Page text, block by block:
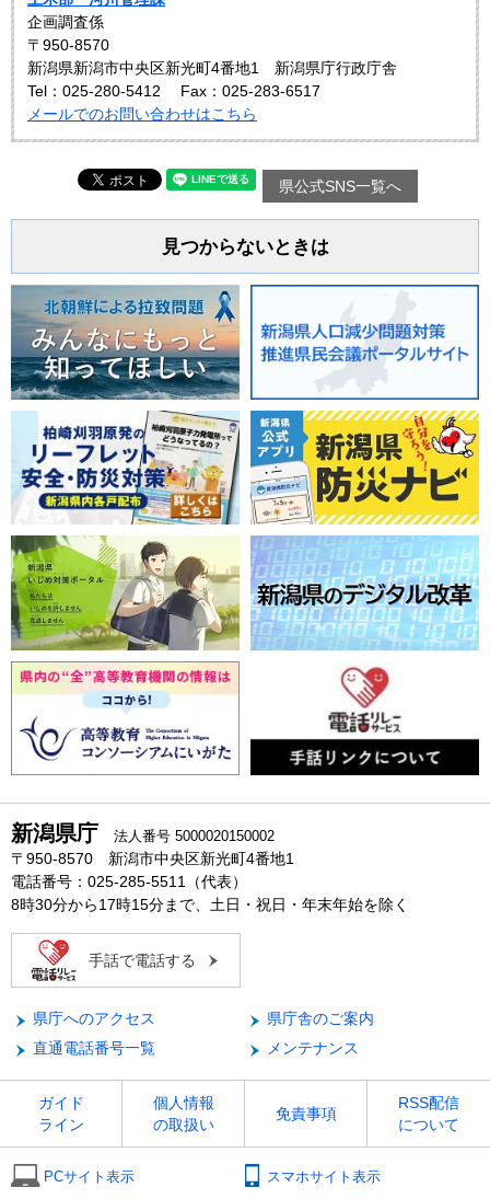
企画調査係
〒950-8570
新潟県新潟市中央区新光町4番地1 新潟県庁行政庁舎
Tel：025-280-5412
Fax：025-283-6517
メールでのお問い合わせはこちら
県公式SNS一覧へ
見つからないときは
新潟県庁 法人番号 5000020150002
〒950-8570 新潟市中央区新光町4番地1
電話番号：025-285-5511（代表）
8時30分から17時15分まで、土日・祝日・年末年始を除く
手話で電話する
県庁へのアクセス
県庁舎のご案内
直通電話番号一覧
メンテナンス
ガイド
ライン
個人情報
の取扱い
免責事項
RSS配信
について
PCサイト表示 スマホサイト表示